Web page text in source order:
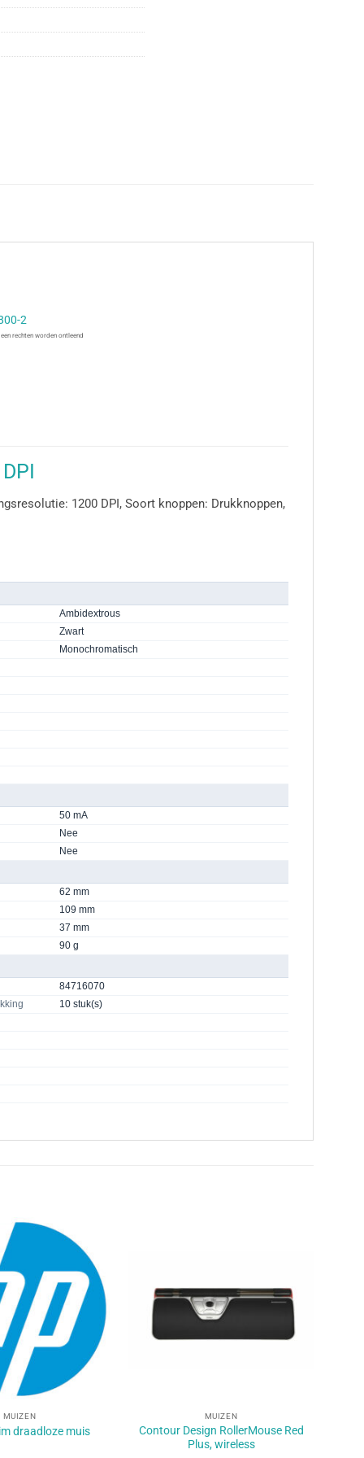
2
rechten worden ontleend
1200 DPI, Soort knoppen: Drukknoppen,
Ambidextrous
Zwart
Monochromatisch
50 mA
Nee
Nee
62 mm
109 mm
37 mm
90 g
84716070
10 stuk(s)
MUIZEN
draadloze muis
MUIZEN
Contour Design RollerMouse Red
Plus, wireless